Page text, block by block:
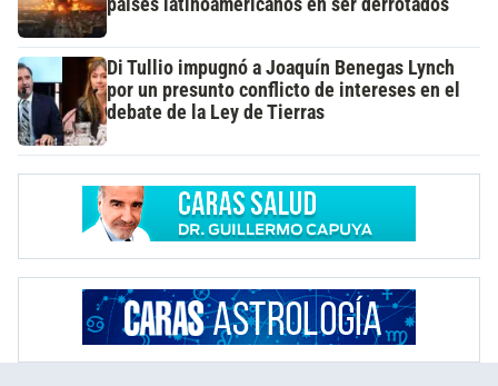
países latinoamericanos en ser derrotados
Di Tullio impugnó a Joaquín Benegas Lynch
por un presunto conflicto de intereses en el
debate de la Ley de Tierras